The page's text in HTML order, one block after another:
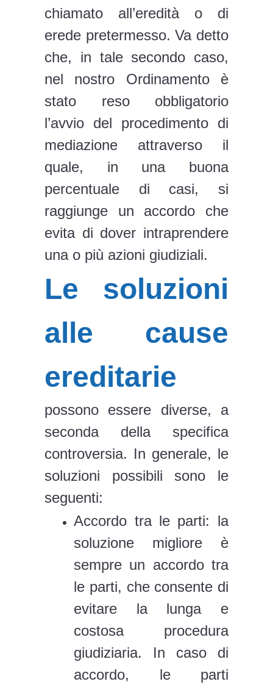
chiamato all’eredità o di
erede pretermesso. Va detto
che, in tale secondo caso,
nel nostro Ordinamento è
stato reso obbligatorio
l’avvio del procedimento di
mediazione attraverso il
quale, in una buona
percentuale di casi, si
raggiunge un accordo che
evita di dover intraprendere
una o più azioni giudiziali.
Le soluzioni
alle cause
ereditarie
possono essere diverse, a
seconda della specifica
controversia. In generale, le
soluzioni possibili sono le
seguenti:
Accordo tra le parti: la
soluzione migliore è
sempre un accordo tra
le parti, che consente di
evitare la lunga e
costosa procedura
giudiziaria. In caso di
accordo, le parti